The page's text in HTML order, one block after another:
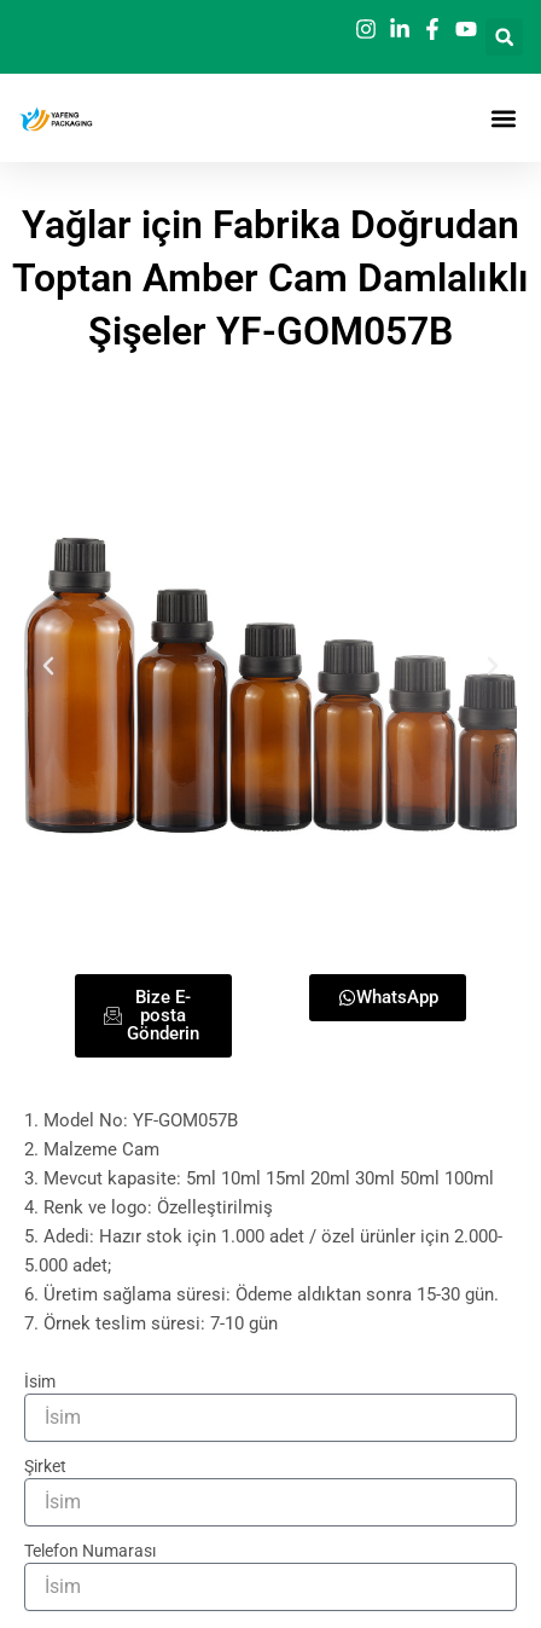
Yağlar için Fabrika Doğrudan
Toptan Amber Cam Damlalıklı
Şişeler YF-GOM057B
Bize E-
posta
Gönderin
WhatsApp
1. Model No: YF-GOM057B
2. Malzeme Cam
3. Mevcut kapasite: 5ml 10ml 15ml 20ml 30ml 50ml 100ml
4. Renk ve logo: Özelleştirilmiş
5. Adedi: Hazır stok için 1.000 adet / özel ürünler için 2.000-
5.000 adet;
6. Üretim sağlama süresi: Ödeme aldıktan sonra 15-30 gün.
7. Örnek teslim süresi: 7-10 gün
İsim
Şirket
Telefon Numarası